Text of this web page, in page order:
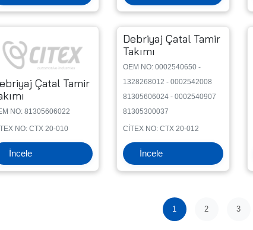
Çatal Tamir
NO: 81305606022
NO: CTX 20-010
İncele
Debriyaj Çatal Tamir
Takımı
OEM NO: 0002540650 -
1328268012 - 0002542008
81305606024 - 0002540907
81305300037
CİTEX NO: CTX 20-012
İncele
1 2 3